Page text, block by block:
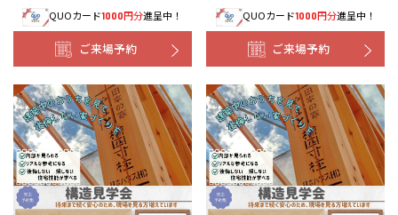
QUOカード1000円分進呈中！
ご来場予約
QUOカード1000円分進呈中！
ご来場予約